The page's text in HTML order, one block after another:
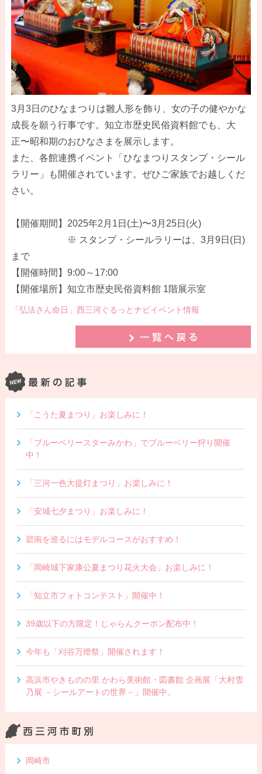
3月3日のひなまつりは雛人形を飾り、女の子の健やかな
成長を願う行事です。知立市歴史民俗資料館でも、大
正〜昭和期のおひなさまを展示します。
また、各館連携イベント「ひなまつりスタンプ・シール
ラリー」も開催されています。ぜひご家族でお越しくだ
さい。
【開催期間】2025年2月1日(土)〜3月25日(火)
※ スタンプ・シールラリーは、3月9日(日)
まで
【開催時間】9:00～17:00
【開催場所】知立市歴史民俗資料館 1階展示室
「弘法さん命日」西三河ぐるっとナビイベント情報
「こうた夏まつり」お楽しみに！
「ブルーベリースターみかわ」でブルーベリー狩り開催
中！
「三河一色大提灯まつり」お楽しみに！
「安城七夕まつり」お楽しみに！
碧南を巡るにはモデルコースがおすすめ！
「岡崎城下家康公夏まつり花火大会」お楽しみに！
「知立市フォトコンテスト」開催中！
39歳以下の方限定！じゃらんクーポン配布中！
今年も「刈谷万燈祭」開催されます！
高浜市やきものの里 かわら美術館・図書館 企画展「大村雪
乃展 －シールアートの世界－」開催中。
岡崎市